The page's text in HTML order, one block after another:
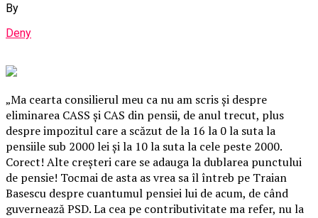
By
Deny
„Ma cearta consilierul meu ca nu am scris şi despre
eliminarea CASS şi CAS din pensii, de anul trecut, plus
despre impozitul care a scăzut de la 16 la 0 la suta la
pensiile sub 2000 lei şi la 10 la suta la cele peste 2000.
Corect! Alte creşteri care se adauga la dublarea punctului
de pensie! Tocmai de asta as vrea sa îl întreb pe Traian
Basescu despre cuantumul pensiei lui de acum, de când
guvernează PSD. La cea pe contributivitate ma refer, nu la